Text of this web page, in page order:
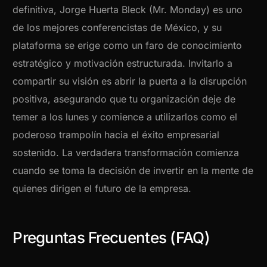
definitiva, Jorge Huerta Bleck (Mr. Monday) es uno
de los mejores conferencistas de México, y su
plataforma se erige como un faro de conocimiento
estratégico y motivación estructurada. Invitarlo a
compartir su visión es abrir la puerta a la disrupción
positiva, asegurando que tu organización deje de
temer a los lunes y comience a utilizarlos como el
poderoso trampolín hacia el éxito empresarial
sostenido. La verdadera transformación comienza
cuando se toma la decisión de invertir en la mente de
quienes dirigen el futuro de la empresa.
Preguntas Frecuentes (FAQ)